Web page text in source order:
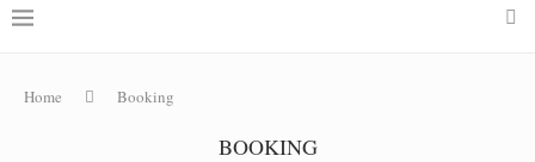
Home Booking
BOOKING